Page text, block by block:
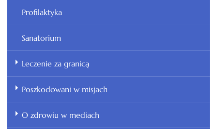
Profilaktyka
Sanatorium
Leczenie za granicą
Poszkodowani w misjach
O zdrowiu w mediach